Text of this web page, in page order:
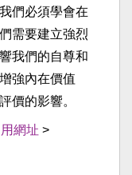
們必須學會在
需要建立強烈
我們的自尊和
強內在價值
價的影響。
網址 >